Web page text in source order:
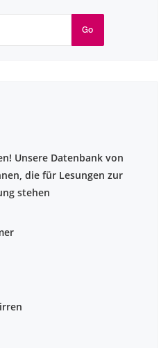
Go
Unsere Datenbank von
die für Lesungen zur
stehen